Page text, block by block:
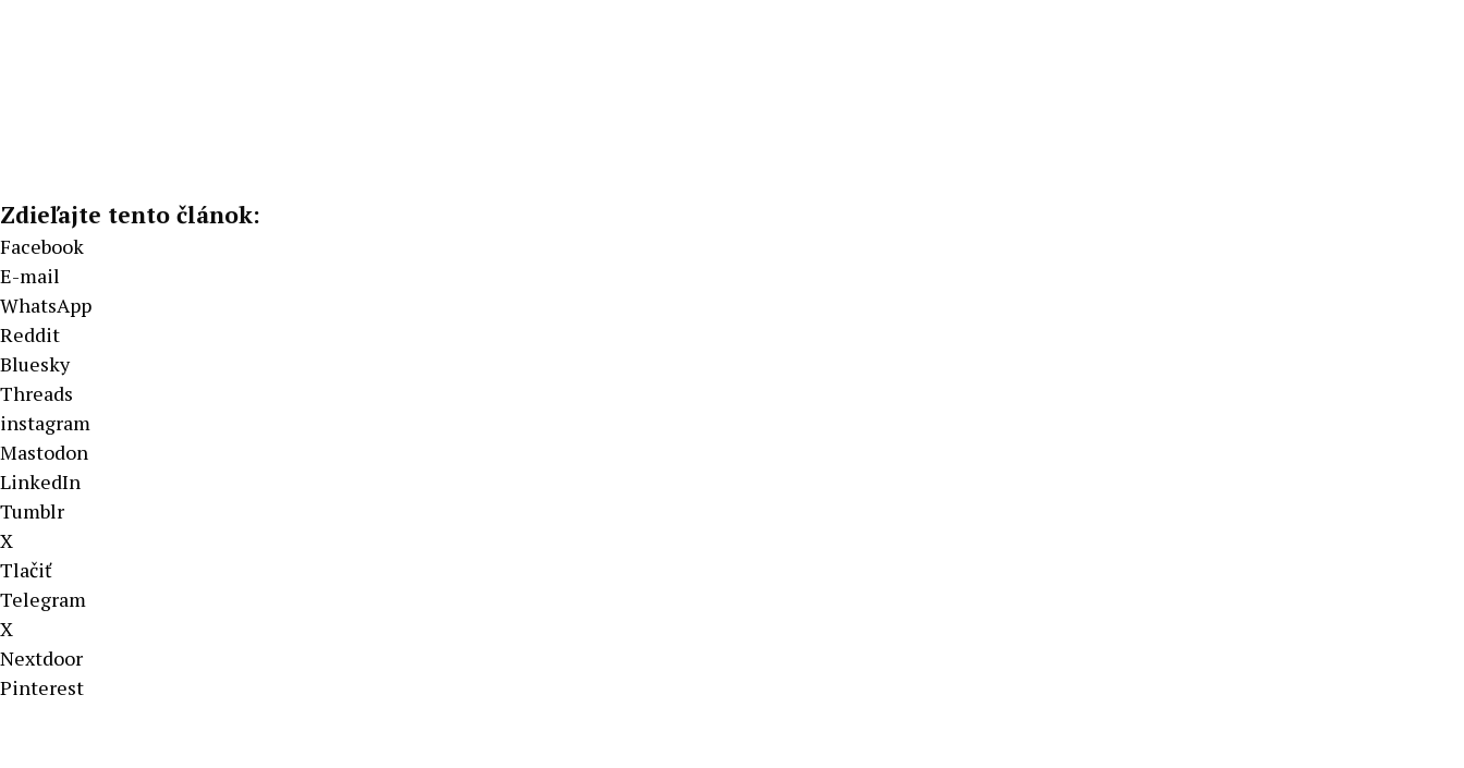
Zdieľajte tento článok:
Facebook
E-mail
WhatsApp
Reddit
Bluesky
Threads
instagram
Mastodon
LinkedIn
Tumblr
X
Tlačiť
Telegram
X
Nextdoor
Pinterest